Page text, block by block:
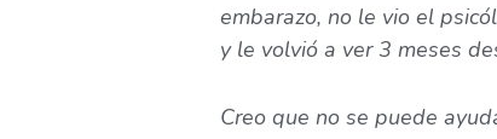
embarazo, no le vio el
y le volvió a ver 3 meses
Creo que no se puede